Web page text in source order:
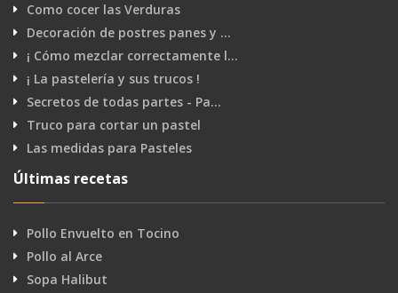
Como cocer las Verduras
Decoración de postres panes y …
¡ Cómo mezclar correctamente l…
¡ La pastelería y sus trucos !
Secretos de todas partes - Pa…
Truco para cortar un pastel
Las medidas para Pasteles
Últimas recetas
Pollo Envuelto en Tocino
Pollo al Arce
Sopa Halibut